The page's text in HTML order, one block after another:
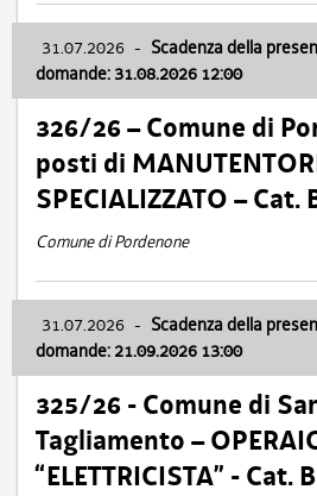
31.07.2026 - Scadenza della
domande: 31.08.2026 12:00
326/26 – Comune di
posti di
SPECIALIZZATO – Cat.
Comune di Pordenone
31.07.2026 - Scadenza della
domande: 21.09.2026 13:00
325/26 - Comune di
Tagliamento –
“ELETTRICISTA” - Cat. B